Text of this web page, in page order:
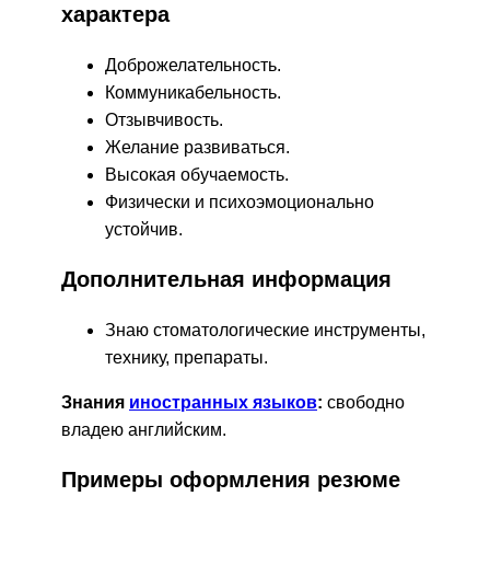
характера
Доброжелательность.
Коммуникабельность.
Отзывчивость.
Желание развиваться.
Высокая обучаемость.
Физически и психоэмоционально
устойчив.
Дополнительная информация
Знаю стоматологические инструменты,
технику, препараты.
Знания иностранных языков: свободно
владею английским.
Примеры оформления резюме